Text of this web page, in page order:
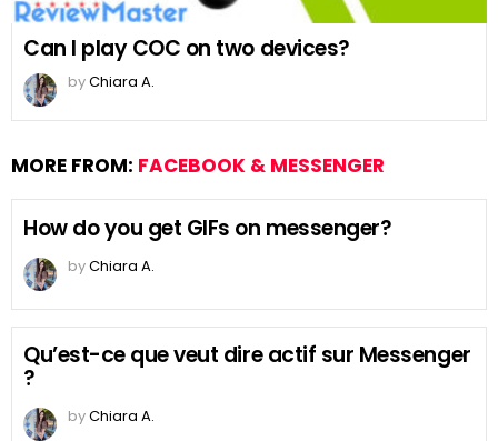
Can I play COC on two devices?
byChiara A.
MORE FROM: FACEBOOK & MESSENGER
How do you get GIFs on messenger?
byChiara A.
Qu’est-ce que veut dire actif sur Messenger
?
byChiara A.